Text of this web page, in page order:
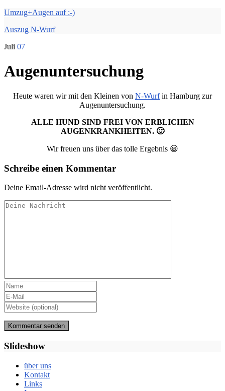
Umzug+Augen auf :-)
Auszug N-Wurf
Juli 07
Augenuntersuchung
Heute waren wir mit den Kleinen von N-Wurfin Hamburg zur
Augenuntersuchung.
ALLE HUND SIND FREI VON ERBLICHEN
AUGENKRANKHEITEN. 🙂
Wir freuen uns über das tolle Ergebnis 😀
Schreibe einen Kommentar
Deine Email-Adresse wird nicht veröffentlicht.
Slideshow
über uns
Kontakt
Links